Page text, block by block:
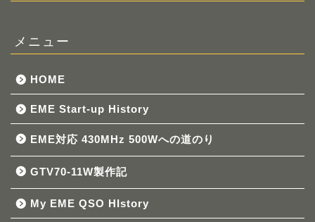
メニュー
HOME
EME Start-up History
EME対応 430MHz 500Wへの道のり
GTV70-11W製作記
My EME QSO HIstory